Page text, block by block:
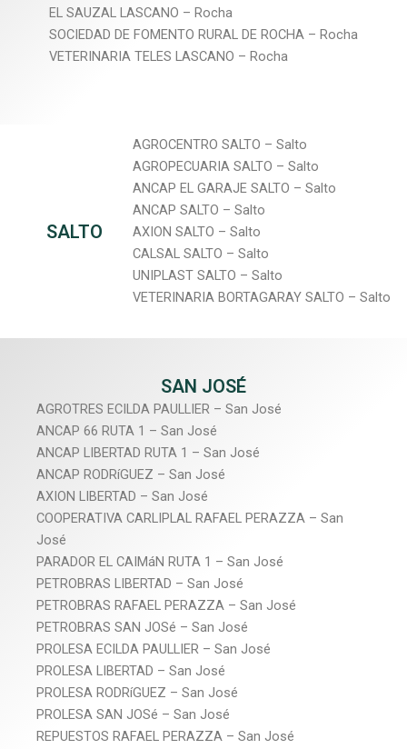
EL SAUZAL LASCANO – Rocha
SOCIEDAD DE FOMENTO RURAL DE ROCHA – Rocha
VETERINARIA TELES LASCANO – Rocha
SALTO
AGROCENTRO SALTO – Salto
AGROPECUARIA SALTO – Salto
ANCAP EL GARAJE SALTO – Salto
ANCAP SALTO – Salto
AXION SALTO – Salto
CALSAL SALTO – Salto
UNIPLAST SALTO – Salto
VETERINARIA BORTAGARAY SALTO – Salto
SAN JOSÉ
AGROTRES ECILDA PAULLIER – San José
ANCAP 66 RUTA 1 – San José
ANCAP LIBERTAD RUTA 1 – San José
ANCAP RODRíGUEZ – San José
AXION LIBERTAD – San José
COOPERATIVA CARLIPLAL RAFAEL PERAZZA – San
José
PARADOR EL CAIMáN RUTA 1 – San José
PETROBRAS LIBERTAD – San José
PETROBRAS RAFAEL PERAZZA – San José
PETROBRAS SAN JOSé – San José
PROLESA ECILDA PAULLIER – San José
PROLESA LIBERTAD – San José
PROLESA RODRíGUEZ – San José
PROLESA SAN JOSé – San José
REPUESTOS RAFAEL PERAZZA – San José